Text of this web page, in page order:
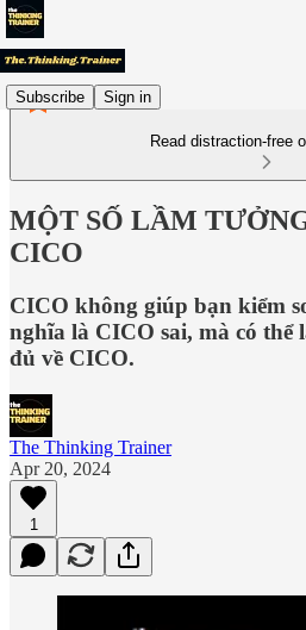
Subscribe Sign in
Read distraction-free
MỘT SỐ LẦM
CICO
CICO không giúp bạn kiểm
nghĩa là CICO sai, mà có thể
đủ về CICO.
The Thinking Trainer
Apr 20, 2024
1